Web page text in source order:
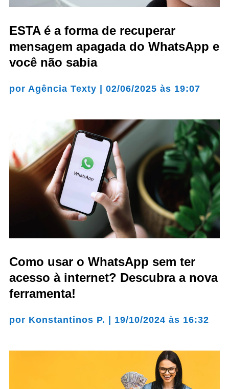
ESTA é a forma de recuperar
mensagem apagada do WhatsApp e
você não sabia
por Agência Texty 02/06/2025 às 19:07
Como usar o WhatsApp sem ter
acesso à internet? Descubra a nova
ferramenta!
por Konstantinos P. | 19/10/2024 às 16:32